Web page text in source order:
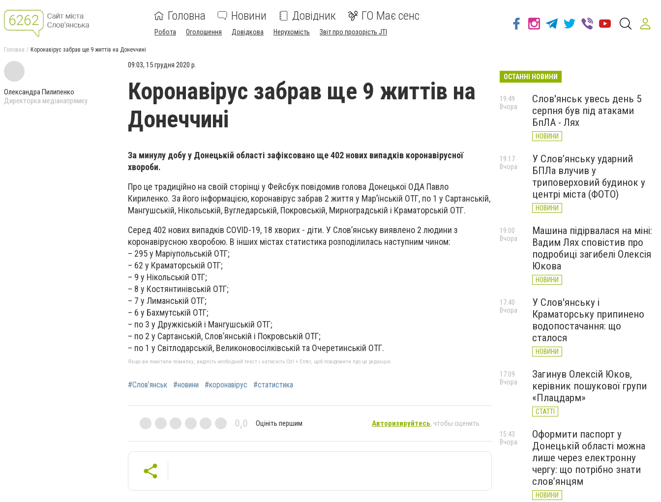
Головна Новини Довідник ГО Має сенс
Робота Оголошення Довідкова Нерухомість Звіт про прозорість JTI
Головна Коронавірус забрав ще 9 життів на Донеччині
Олександра Пилипенко
Директорка медіанапрямку
09:03, 15 грудня 2020 р.
Коронавірус забрав ще 9 життів на
Донеччині
За минулу добу у Донецькій області зафіксовано ще 402 нових випадків коронавірусної
хвороби.
Про це традиційно на своїй сторінці у Фейсбук повідомив голова Донецької ОДА Павло
Кириленко. За його інформацією, коронавірус забрав 2 життя у Мар’їнській ОТГ, по 1 у Сартанській,
Мангушській, Нікольській, Вугледарській, Покровській, Мирноградській і Краматорській ОТГ.
Серед 402 нових випадків COVID-19, 18 хворих - діти. У Слов’янську виявлено 2 людини з
коронавірусною хворобою. В інших містах статистика розподілилась наступним чином:
– 295 у Маріупольській ОТГ;
– 62 у Краматорській ОТГ;
– 9 у Нікольській ОТГ;
– 8 у Костянтинівській ОТГ;
– 7 у Лиманській ОТГ;
– 6 у Бахмутській ОТГ;
– по 3 у Дружкіській і Мангушській ОТГ;
– по 2 у Сартанській, Слов’янській і Покровській ОТГ;
– по 1 у Світлодарській, Великоновосілківській та Очеретинській ОТГ.
Якщо ви помітили помилку, виділіть необхідний текст і натисніть Ctrl + Enter, щоб повідомити про це редакцію
#Слов’янськ #новини #коронавірус #статистика
0,0 Оцініть першим Авторизируйтесь, чтобы оценить
ОСТАННІ НОВИНИ
Слов'янськ увесь день 5
серпня був під атаками
БпЛА - Лях
НОВИНИ
19:49
Вчора
У Слов’янську ударний
БПЛа влучив у
триповерховий будинок у
центрі міста (ФОТО)
НОВИНИ
19:17
Вчора
Машина підірвалася на міні:
Вадим Лях сповістив про
подробиці загибелі Олексія
Юкова
НОВИНИ
19:00
Вчора
У Слов'янську і
Краматорську припинено
водопостачання: що
сталося
НОВИНИ
17:40
Вчора
Загинув Олексій Юков,
керівник пошукової групи
«Плацдарм»
СТАТТІ
17:09
Вчора
Оформити паспорт у
Донецькій області можна
лише через електронну
чергу: що потрібно знати
слов’янцям
НОВИНИ
15:43
Вчора